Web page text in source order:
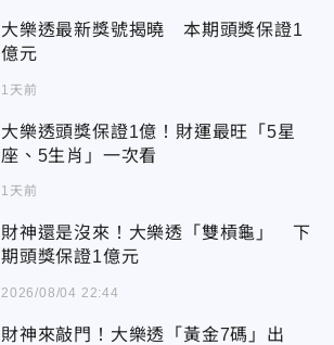
大樂透最新獎號揭曉 本期頭獎保證1
億元
1天前
大樂透頭獎保證1億！財運最旺「5星
座、5生肖」一次看
1天前
財神還是沒來！大樂透「雙槓龜」 下
期頭獎保證1億元
2026/08/04 22:44
財神來敲門！大樂透「黃金7碼」出